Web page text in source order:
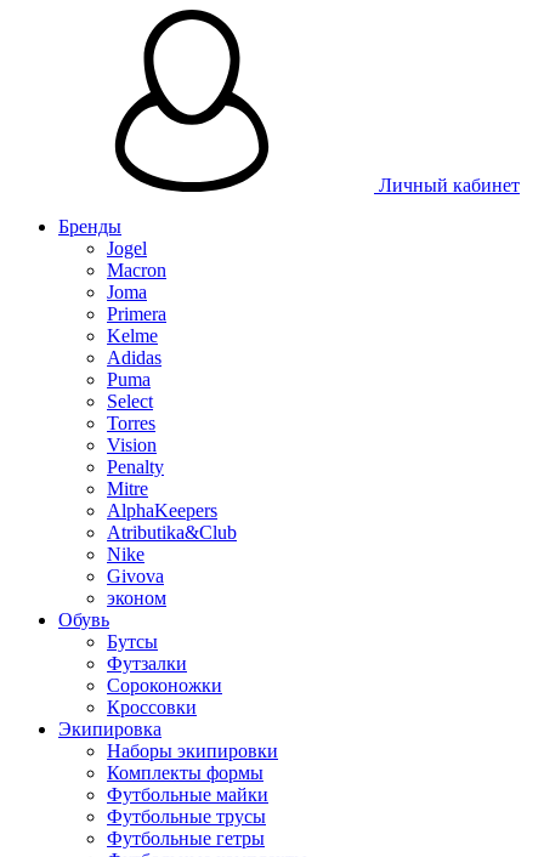
Личный кабинет
Бренды
Jogel
Macron
Joma
Primera
Kelme
Adidas
Puma
Select
Torres
Vision
Penalty
Mitre
AlphaKeepers
Atributika&Club
Nike
Givova
эконом
Обувь
Бутсы
Футзалки
Сороконожки
Кроссовки
Экипировка
Наборы экипировки
Комплекты формы
Футбольные майки
Футбольные трусы
Футбольные гетры